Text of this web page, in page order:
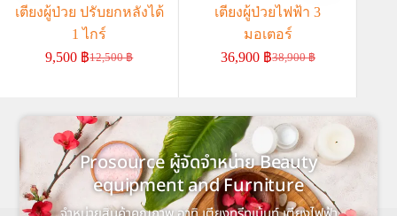
เตียงผู้ป่วย ปรับยกหลังได้
1 ไกร์
12,500฿
9,500 ฿
เตียงผู้ป่วยไฟฟ้า 3
มอเตอร์
38,900฿
36,900 ฿
Prosource ผู้จัดจำหน่าย Beauty
equipment and Furniture